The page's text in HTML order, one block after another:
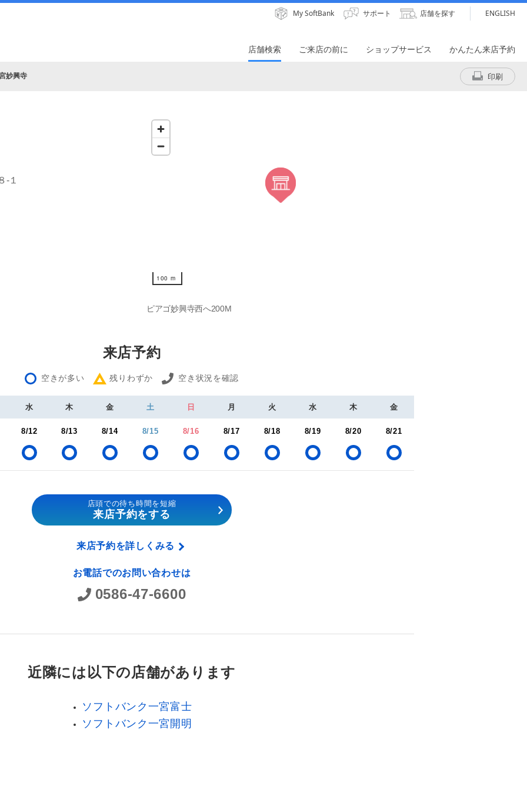
My SoftBank サポート 店舗を探す ENGLISH
店舗検索 ご来店の前に ショップサービス かんたん来店予約
妙興寺 印刷
１
100 m
100 m
ピアゴ妙興寺西へ200M
来店予約
空きが多い 残りわずか 空き状況を確認
水 木 金 土 日 月 火 水 木 金
8/12 8/13 8/14 8/15 8/16 8/17 8/18 8/19 8/20 8/21
店頭での待ち時間を短縮
来店予約をする
来店予約を詳しくみる
お電話でのお問い合わせは
0586-47-6600
近隣には以下の店舗があります
ソフトバンク一宮富士
ソフトバンク一宮開明